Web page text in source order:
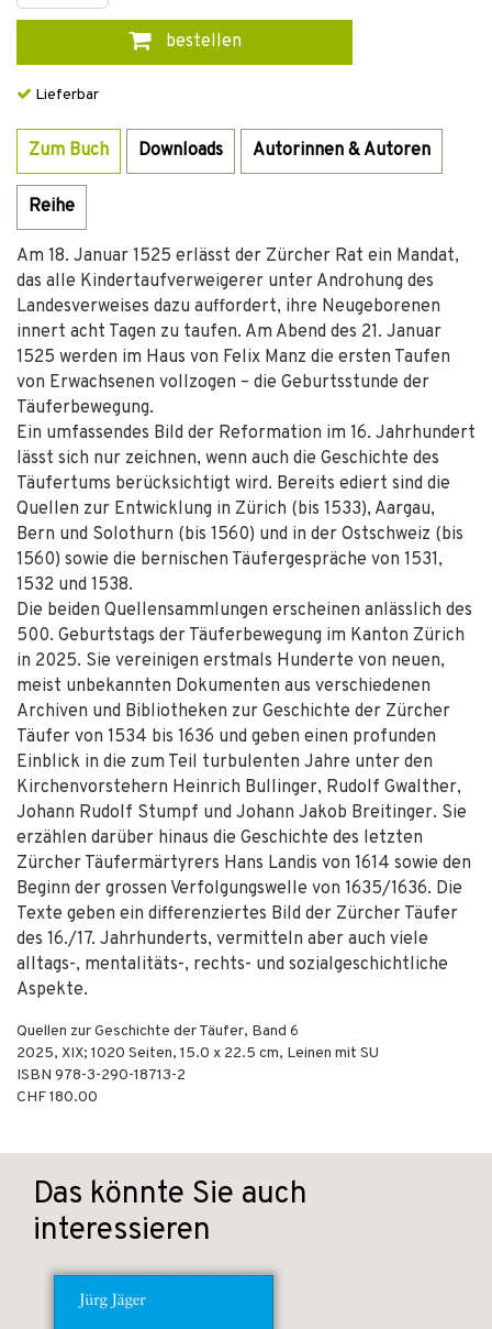
bestellen
Lieferbar
Zum Buch Downloads Autorinnen & Autoren
Reihe
Am 18. Januar 1525 erlässt der Zürcher Rat ein Mandat,
das alle Kindertaufverweigerer unter Androhung des
Landesverweises dazu auffordert, ihre Neugeborenen
innert acht Tagen zu taufen. Am Abend des 21. Januar
1525 werden im Haus von Felix Manz die ersten Taufen
von Erwachsenen vollzogen – die Geburtsstunde der
Täuferbewegung.
Ein umfassendes Bild der Reformation im 16. Jahrhundert
lässt sich nur zeichnen, wenn auch die Geschichte des
Täufertums berücksichtigt wird. Bereits ediert sind die
Quellen zur Entwicklung in Zürich (bis 1533), Aargau,
Bern und Solothurn (bis 1560) und in der Ostschweiz (bis
1560) sowie die bernischen Täufergespräche von 1531,
1532 und 1538.
Die beiden Quellensammlungen erscheinen anlässlich des
500. Geburtstags der Täuferbewegung im Kanton Zürich
in 2025. Sie vereinigen erstmals Hunderte von neuen,
meist unbekannten Dokumenten aus verschiedenen
Archiven und Bibliotheken zur Geschichte der Zürcher
Täufer von 1534 bis 1636 und geben einen profunden
Einblick in die zum Teil turbulenten Jahre unter den
Kirchenvorstehern Heinrich Bullinger, Rudolf Gwalther,
Johann Rudolf Stumpf und Johann Jakob Breitinger. Sie
erzählen darüber hinaus die Geschichte des letzten
Zürcher Täufermärtyrers Hans Landis von 1614 sowie den
Beginn der gros­sen Verfolgungswelle von 1635/1636. Die
Texte geben ein differenziertes Bild der Zürcher Täufer
des 16./17. Jahrhunderts, vermitteln aber auch viele
alltags-, mentalitäts-, rechts- und sozialgeschichtliche
Aspekte.
Quellen zur Geschichte der Täufer, Band 6
2025, XIX; 1020 Seiten, 15.0 x 22.5 cm, Leinen mit SU
ISBN 978-3-290-18713-2
CHF 180.00
Das könnte Sie auch
interessieren